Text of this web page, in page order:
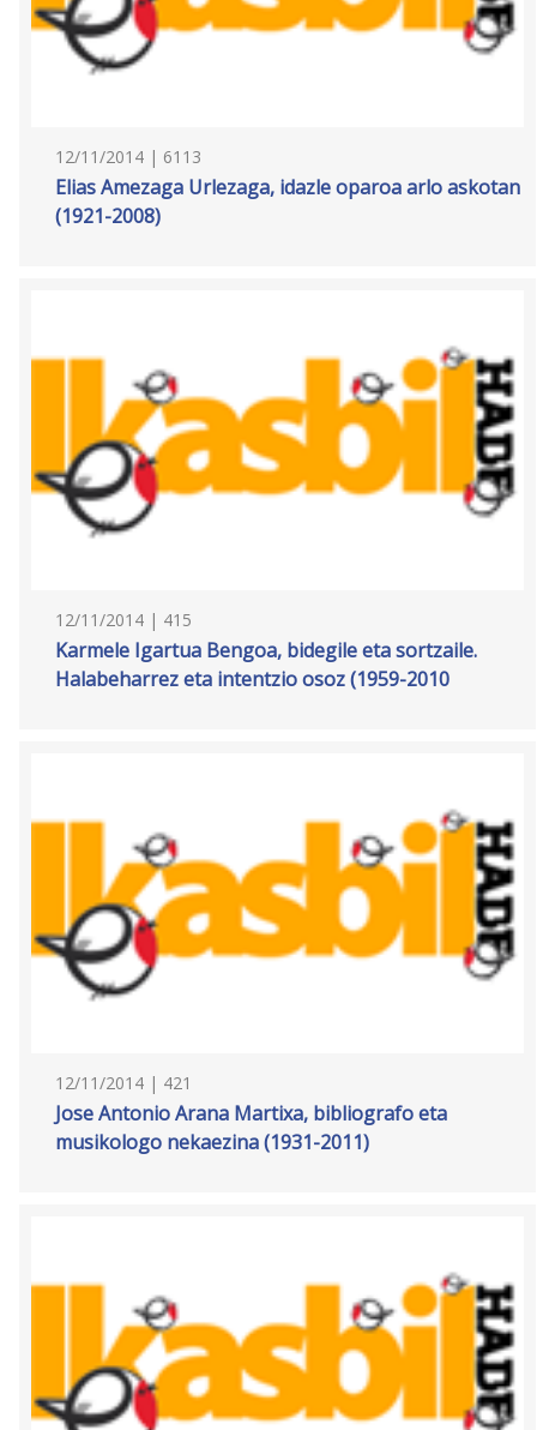
12/11/2014 | 6113
Elias Amezaga Urlezaga, idazle oparoa arlo askotan
(1921-2008)
12/11/2014 | 415
Karmele Igartua Bengoa, bidegile eta sortzaile.
Halabeharrez eta intentzio osoz (1959-2010
12/11/2014 | 421
Jose Antonio Arana Martixa, bibliografo eta
musikologo nekaezina (1931-2011)